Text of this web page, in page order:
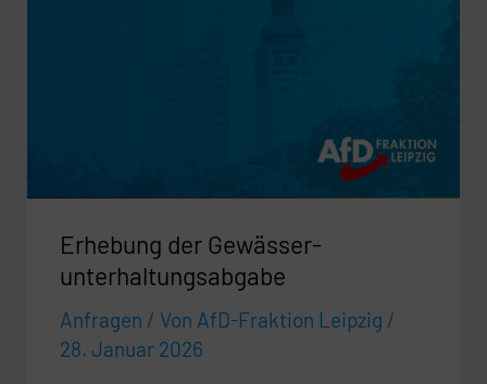
Erhebung der Gewässer-
unterhaltungsabgabe
Anfragen / Von AfD-Fraktion Leipzig /
28. Januar 2026